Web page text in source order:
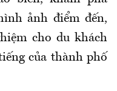
ảnh điểm đến,
cho du khách
của thành phố